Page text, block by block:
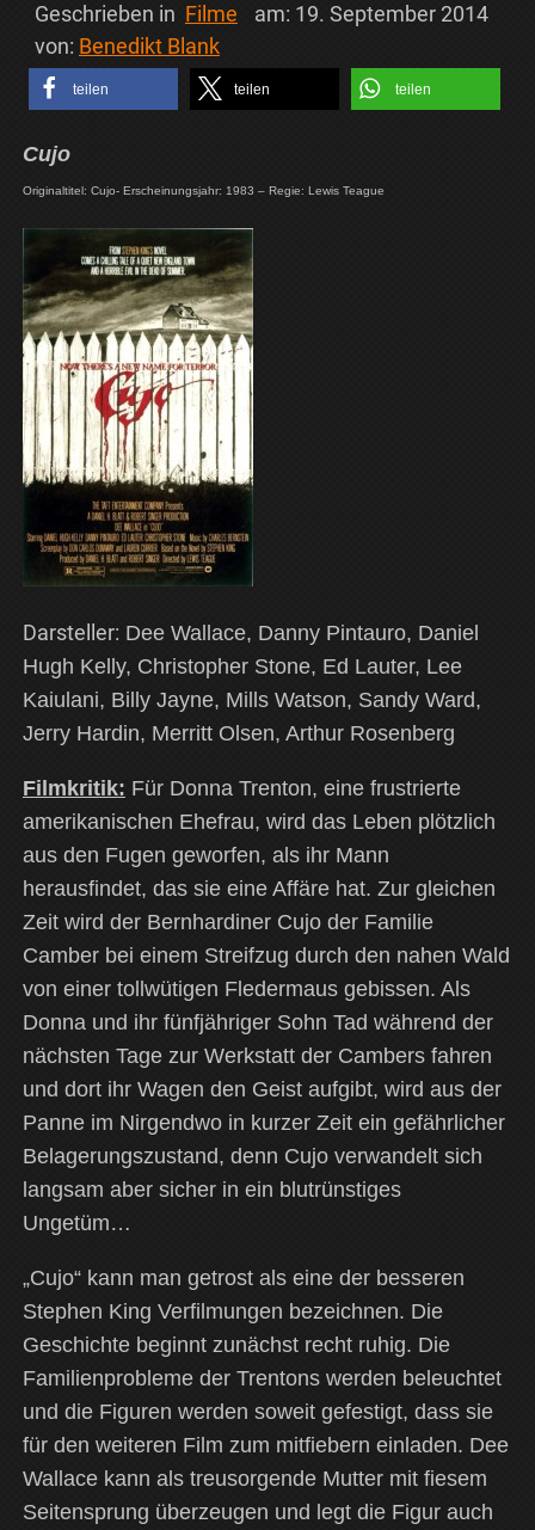
Geschrieben in Filme am: 19. September 2014
von: Benedikt Blank
teilen teilen teilen
Cujo
Originaltitel: Cujo- Erscheinungsjahr: 1983 – Regie: Lewis Teague
Darsteller: Dee Wallace, Danny Pintauro, Daniel
Hugh Kelly, Christopher Stone, Ed Lauter, Lee
Kaiulani, Billy Jayne, Mills Watson, Sandy Ward,
Jerry Hardin, Merritt Olsen, Arthur Rosenberg
Filmkritik: Für Donna Trenton, eine frustrierte
amerikanischen Ehefrau, wird das Leben plötzlich
aus den Fugen geworfen, als ihr Mann
herausfindet, das sie eine Affäre hat. Zur gleichen
Zeit wird der Bernhardiner Cujo der Familie
Camber bei einem Streifzug durch den nahen Wald
von einer tollwütigen Fledermaus gebissen. Als
Donna und ihr fünfjähriger Sohn Tad während der
nächsten Tage zur Werkstatt der Cambers fahren
und dort ihr Wagen den Geist aufgibt, wird aus der
Panne im Nirgendwo in kurzer Zeit ein gefährlicher
Belagerungszustand, denn Cujo verwandelt sich
langsam aber sicher in ein blutrünstiges
Ungetüm…
„Cujo“ kann man getrost als eine der besseren
Stephen King Verfilmungen bezeichnen. Die
Geschichte beginnt zunächst recht ruhig. Die
Familienprobleme der Trentons werden beleuchtet
und die Figuren werden soweit gefestigt, dass sie
für den weiteren Film zum mitfiebern einladen. Dee
Wallace kann als treusorgende Mutter mit fiesem
Seitensprung überzeugen und legt die Figur auch